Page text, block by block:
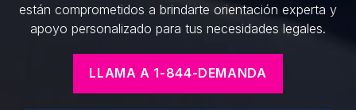
están comprometidos a brindarte orientación experta y
apoyo personalizado para tus necesidades legales.
LLAMA A 1-844-DEMANDA